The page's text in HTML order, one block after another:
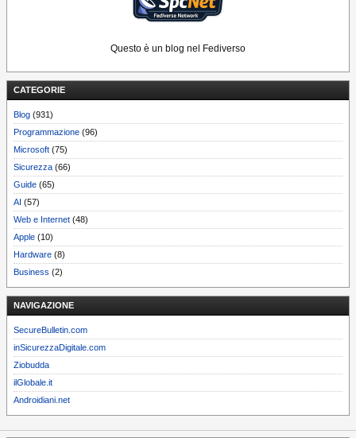
Questo è un blog nel Fediverso
CATEGORIE
Blog (931)
Programmazione (96)
Microsoft (75)
Sicurezza (66)
Guide (65)
AI (57)
Web e Internet (48)
Apple (10)
Hardware (8)
Business (2)
NAVIGAZIONE
SecureBulletin.com
inSicurezzaDigitale.com
Ziobudda
ilGlobale.it
Androidiani.net